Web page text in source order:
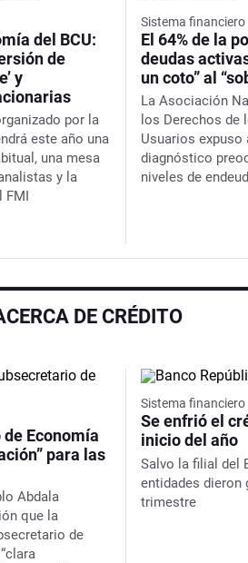
del BCU:
de
y
por la
este año una
una mesa
y la
FMI
Sistema financiero
El 64% de la
deudas
un coto” al
La Asociación
los Derechos de
Usuarios
diagnóstico
niveles de
DE CRÉDITO
Economía
para las
Abdala
que la
de
Sistema financiero
Se enfrió el
inicio del año
Salvo la filial del
entidades dieron
trimestre